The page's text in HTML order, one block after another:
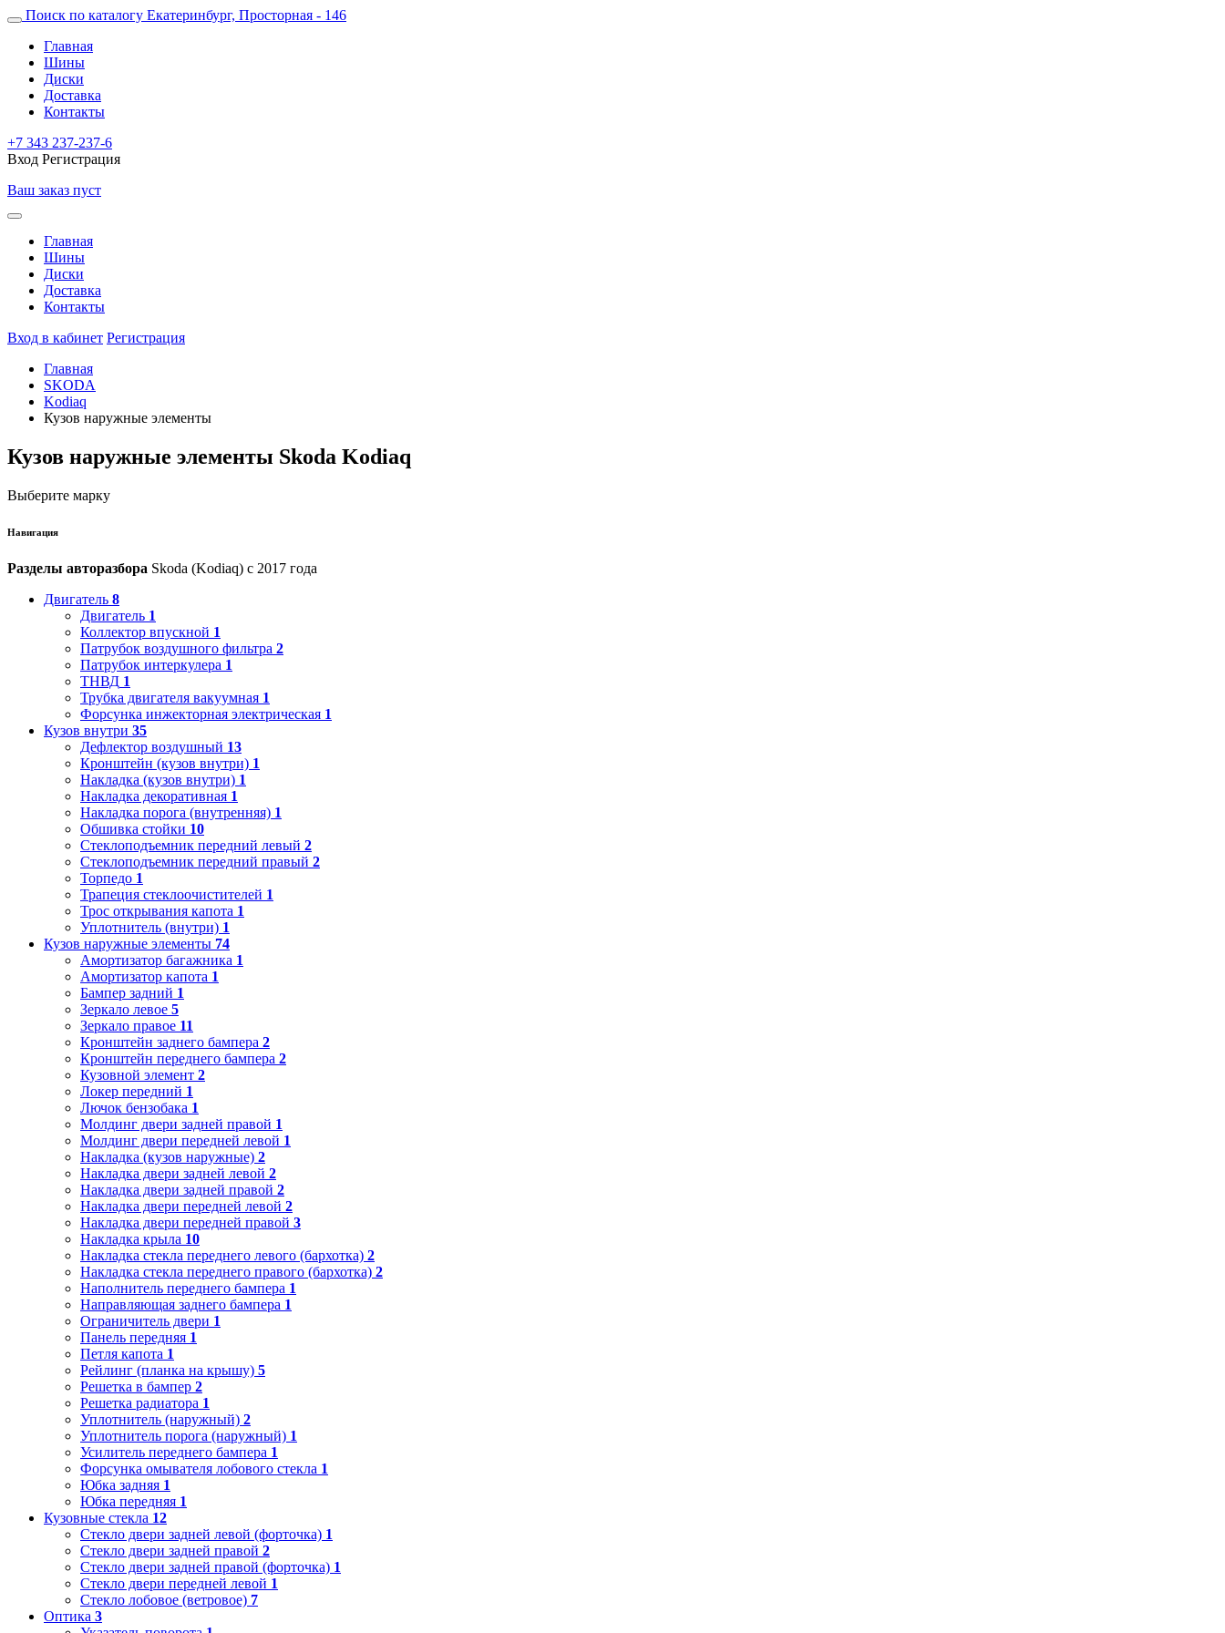
Поиск по каталогу Екатеринбург, Просторная - 146
Главная
Шины
Диски
Доставка
Контакты
+7 343 237-237-6
Вход Регистрация
Ваш заказ пуст
Главная
Шины
Диски
Доставка
Контакты
Вход в кабинет Регистрация
Главная
SKODA
Kodiaq
Кузов наружные элементы
Кузов наружные элементы Skoda Kodiaq
Выберите марку
Навигация
Разделы авторазбора Skoda (Kodiaq) с 2017 года
Двигатель 8
Двигатель 1
Коллектор впускной 1
Патрубок воздушного фильтра 2
Патрубок интеркулера 1
ТНВД 1
Трубка двигателя вакуумная 1
Форсунка инжекторная электрическая 1
Кузов внутри 35
Дефлектор воздушный 13
Кронштейн (кузов внутри) 1
Накладка (кузов внутри) 1
Накладка декоративная 1
Накладка порога (внутренняя) 1
Обшивка стойки 10
Стеклоподъемник передний левый 2
Стеклоподъемник передний правый 2
Торпедо 1
Трапеция стеклоочистителей 1
Трос открывания капота 1
Уплотнитель (внутри) 1
Кузов наружные элементы 74
Амортизатор багажника 1
Амортизатор капота 1
Бампер задний 1
Зеркало левое 5
Зеркало правое 11
Кронштейн заднего бампера 2
Кронштейн переднего бампера 2
Кузовной элемент 2
Локер передний 1
Лючок бензобака 1
Молдинг двери задней правой 1
Молдинг двери передней левой 1
Накладка (кузов наружные) 2
Накладка двери задней левой 2
Накладка двери задней правой 2
Накладка двери передней левой 2
Накладка двери передней правой 3
Накладка крыла 10
Накладка стекла переднего левого (бархотка) 2
Накладка стекла переднего правого (бархотка) 2
Наполнитель переднего бампера 1
Направляющая заднего бампера 1
Ограничитель двери 1
Панель передняя 1
Петля капота 1
Рейлинг (планка на крышу) 5
Решетка в бампер 2
Решетка радиатора 1
Уплотнитель (наружный) 2
Уплотнитель порога (наружный) 1
Усилитель переднего бампера 1
Форсунка омывателя лобового стекла 1
Юбка задняя 1
Юбка передняя 1
Кузовные стекла 12
Стекло двери задней левой (форточка) 1
Стекло двери задней правой 2
Стекло двери задней правой (форточка) 1
Стекло двери передней левой 1
Стекло лобовое (ветровое) 7
Оптика 3